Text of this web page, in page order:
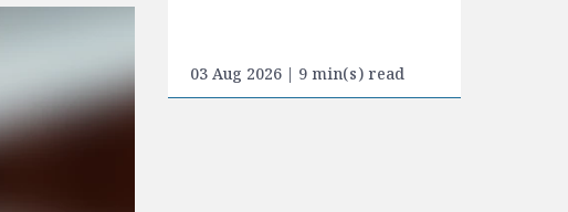
03 Aug 2026 | 9 min(s) read